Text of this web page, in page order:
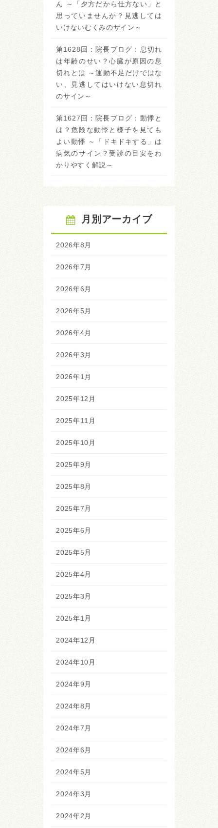
ん ～「夕方だから仕方ない」と
思っていませんか？見逃しては
いけないむくみのサイン～
第1628回：院長ブログ：息切れ
は年齢のせい？心臓が原因の息
切れとは ～運動不足だけではな
い、見逃してはいけない息切れ
のサイン～
第1627回：院長ブログ：動悸と
は？危険な動悸と様子を見ても
よい動悸 ～「ドキドキする」は
病気のサイン？受診の目安をわ
かりやすく解説～
月別アーカイブ
2026年8月
2026年7月
2026年6月
2026年5月
2026年4月
2026年3月
2026年1月
2025年12月
2025年11月
2025年10月
2025年9月
2025年8月
2025年7月
2025年6月
2025年5月
2025年4月
2025年3月
2025年1月
2024年12月
2024年10月
2024年9月
2024年8月
2024年7月
2024年6月
2024年5月
2024年3月
2024年2月